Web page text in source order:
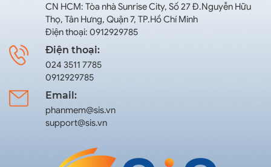
CN HCM: Tòa nhà Sunrise City, Số 27 Đ.Nguyễn Hữu
Thọ, Tân Hưng, Quận 7, TP.Hồ Chí Minh
Điện thoại: 0912929785
Điện thoại:
024 3511 7785
0912929785
Email:
phanmem@sis.vn
support@sis.vn